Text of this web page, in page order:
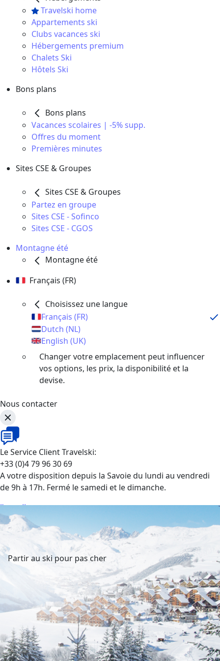
Travelski home
Appartements ski
Clubs vacances ski
Hébergements premium
Chalets Ski
Hôtels Ski
Bons plans
Bons plans
Vacances scolaires | -5% supp.
Offres du moment
Premières minutes
Sites CSE & Groupes
Sites CSE & Groupes
Partez en groupe
Sites CSE - Sofinco
Sites CSE - CGOS
Montagne été
Montagne été
Français (FR)
Choisissez une langue
Français (FR)
Dutch (NL)
English (UK)
Changer votre emplacement peut influencer
vos options, les prix, la disponibilité et la
devise.
Nous contacter
Le Service Client Travelski:
+33 (0)4 79 96 30 69
A votre disposition depuis la Savoie du lundi au vendredi
de 9h à 17h. Fermé le samedi et le dimanche.
J'appelle
Partir au ski pour pas cher